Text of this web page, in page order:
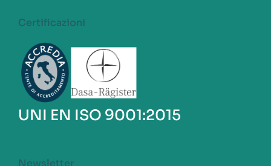
Certificazioni
UNI EN ISO 9001:2015